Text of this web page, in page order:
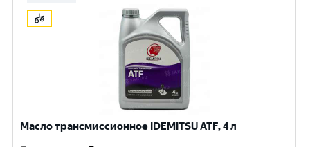
Масло трансмиссионное IDEMITSU ATF, 4 л